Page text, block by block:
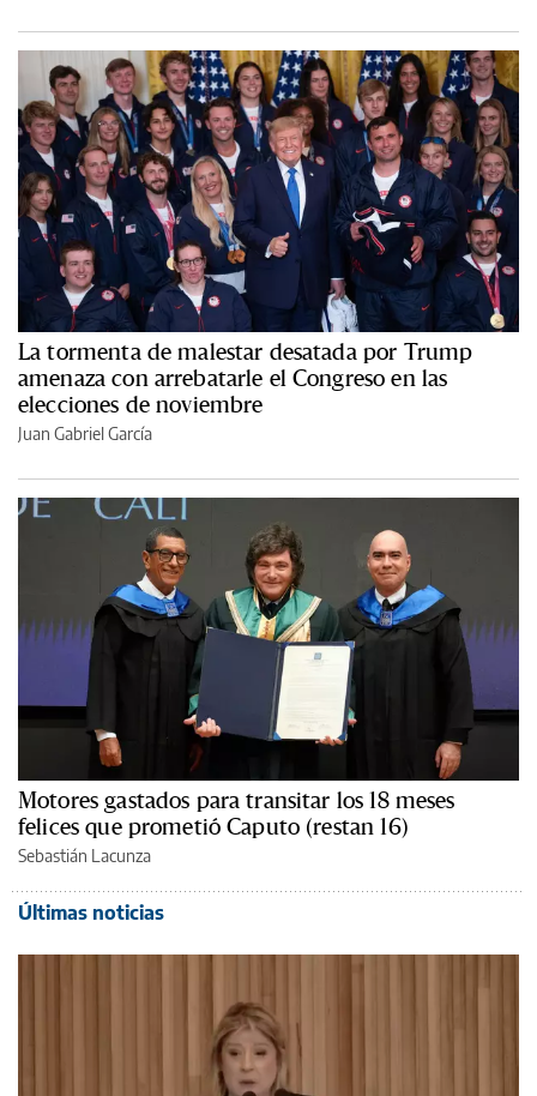
La tormenta de malestar desatada por Trump
amenaza con arrebatarle el Congreso en las
elecciones de noviembre
Juan Gabriel García
Motores gastados para transitar los 18 meses
felices que prometió Caputo (restan 16)
Sebastián Lacunza
Últimas noticias